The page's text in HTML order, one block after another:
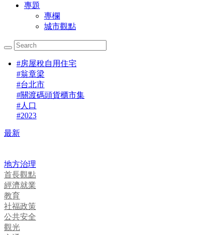
專題
專欄
城市觀點
#房屋稅自用住宅
#翁章梁
#台北市
#關渡碼頭貨櫃市集
#人口
#2023
最新
地方治理
首長觀點
經濟就業
教育
社福政策
公共安全
觀光